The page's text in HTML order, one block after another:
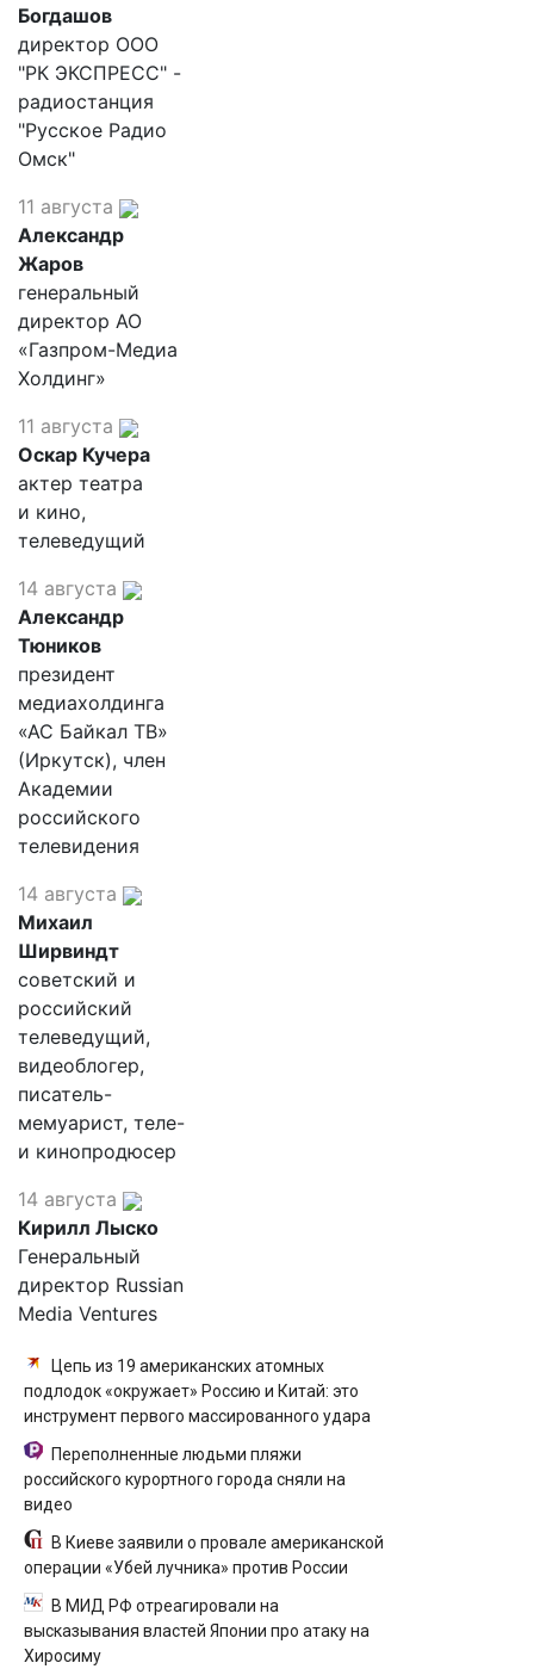
Богдашов
директор ООО
"РК ЭКСПРЕСС" -
радиостанция
"Русское Радио
Омск"
11 августа
Александр
Жаров
генеральный
директор АО
«Газпром-Медиа
Холдинг»
11 августа
Оскар Кучера
актер театра
и кино,
телеведущий
14 августа
Александр
Тюников
президент
медиахолдинга
«АС Байкал ТВ»
(Иркутск), член
Академии
российского
телевидения
14 августа
Михаил
Ширвиндт
советский и
российский
телеведущий,
видеоблогер,
писатель-
мемуарист, теле-
и кинопродюсер
14 августа
Кирилл Лыско
Генеральный
директор Russian
Media Ventures
Цепь из 19 американских атомных
подлодок «окружает» Россию и Китай: это
инструмент первого массированного удара
Переполненные людьми пляжи
российского курортного города сняли на
видео
В Киеве заявили о провале американской
операции «Убей лучника» против России
В МИД РФ отреагировали на
высказывания властей Японии про атаку на
Хиросиму